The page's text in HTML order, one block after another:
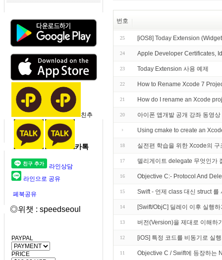
친추
카톡
라인상담
라인으로 공유
페북공유
◎위챗 : speedseoul
PAYPAL
PRICE
번호
25 [iOS8] Today Extension
24 Apple Developer Certificates,
23 Today Extension 사용 예제
22 How to Rename Xcode 7
21 How do I rename an Xcode
20 아이폰 앱개발 공개 강좌 동영
Using cmake to create an
18 실전편 학습을 위한 Xcode의
17 델리게이트 delegate 무엇인가
16 Objective C:- Protocol And
15 Swift - 언제 class 대신 struct 를
14 [Swift/ObjC] 딜레이 이후 실행하
13 버전(Version)을 제대로 이해하
12 [iOS] 특정 코드를 비동기로 실
11 Objective C / Swift에 등장하는